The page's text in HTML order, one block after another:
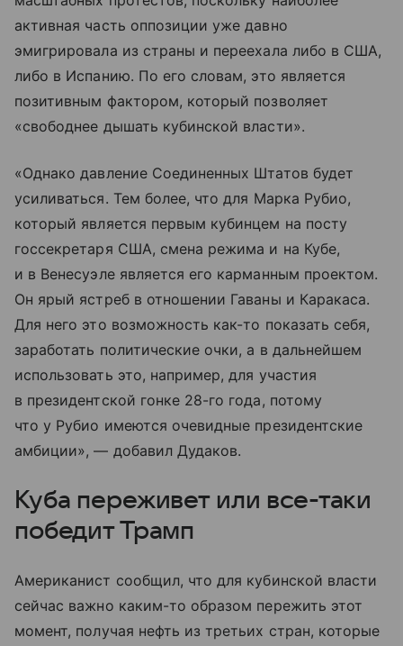
активная часть оппозиции уже давно
эмигрировала из страны и переехала либо в США,
либо в Испанию. По его словам, это является
позитивным фактором, который позволяет
«свободнее дышать кубинской власти».
«Однако давление Соединенных Штатов будет
усиливаться. Тем более, что для Марка Рубио,
который является первым кубинцем на посту
госсекретаря США, смена режима и на Кубе,
и в Венесуэле является его карманным проектом.
Он ярый ястреб в отношении Гаваны и Каракаса.
Для него это возможность как-то показать себя,
заработать политические очки, а в дальнейшем
использовать это, например, для участия
в президентской гонке 28-го года, потому
что у Рубио имеются очевидные президентские
амбиции», — добавил Дудаков.
Куба переживет или все-таки
победит Трамп
Американист сообщил, что для кубинской власти
сейчас важно каким-то образом пережить этот
момент, получая нефть из третьих стран, которые